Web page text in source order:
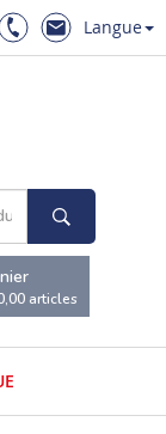
Langue
articles